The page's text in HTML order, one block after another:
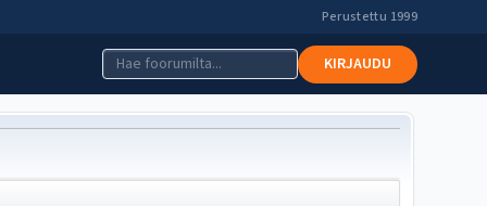
Perustettu 1999
KIRJAUDU